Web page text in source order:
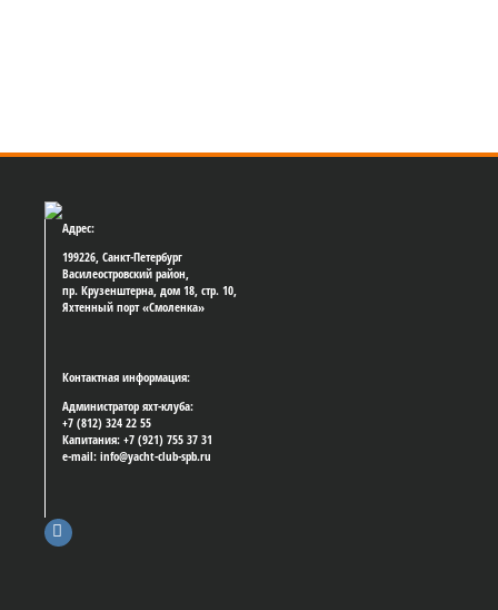
Адрес:
199226, Санкт-Петербург
Василеостровский район,
пр. Крузенштерна, дом 18, стр. 10,
Яхтенный порт «Смоленка»
Контактная информация:
Администратор яхт-клуба:
+7 (812) 324 22 55
Капитания: +7 (921) 755 37 31
e-mail: info@yacht-club-spb.ru